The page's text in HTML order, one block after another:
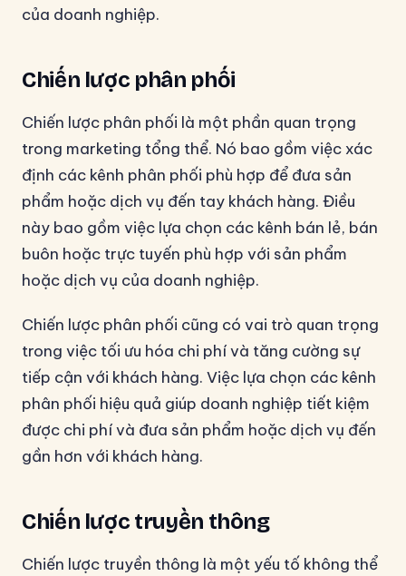
của doanh nghiệp.
Chiến lược phân phối
Chiến lược phân phối là một phần quan trọng
trong marketing tổng thể. Nó bao gồm việc xác
định các kênh phân phối phù hợp để đưa sản
phẩm hoặc dịch vụ đến tay khách hàng. Điều
này bao gồm việc lựa chọn các kênh bán lẻ, bán
buôn hoặc trực tuyến phù hợp với sản phẩm
hoặc dịch vụ của doanh nghiệp.
Chiến lược phân phối cũng có vai trò quan trọng
trong việc tối ưu hóa chi phí và tăng cường sự
tiếp cận với khách hàng. Việc lựa chọn các kênh
phân phối hiệu quả giúp doanh nghiệp tiết kiệm
được chi phí và đưa sản phẩm hoặc dịch vụ đến
gần hơn với khách hàng.
Chiến lược truyền thông
Chiến lược truyền thông là một yếu tố không thể